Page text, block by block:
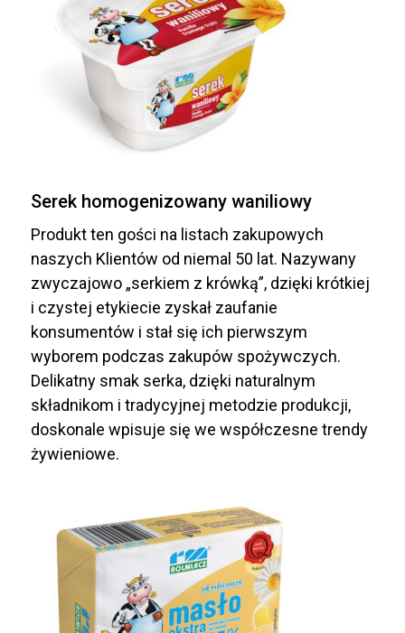
Serek homogenizowany waniliowy
Produkt ten gości na listach zakupowych
naszych Klientów od niemal 50 lat. Nazywany
zwyczajowo „serkiem z krówką”, dzięki krótkiej
i czystej etykiecie zyskał zaufanie
konsumentów i stał się ich pierwszym
wyborem podczas zakupów spożywczych.
Delikatny smak serka, dzięki naturalnym
składnikom i tradycyjnej metodzie produkcji,
doskonale wpisuje się we współczesne trendy
żywieniowe.